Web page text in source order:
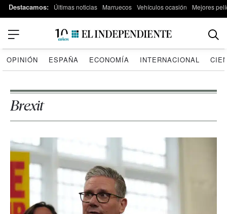
Destacamos: Últimas noticias Marruecos Vehículos ocasión Mejores
OPINIÓN ESPAÑA ECONOMÍA INTERNACIONAL
Brexit